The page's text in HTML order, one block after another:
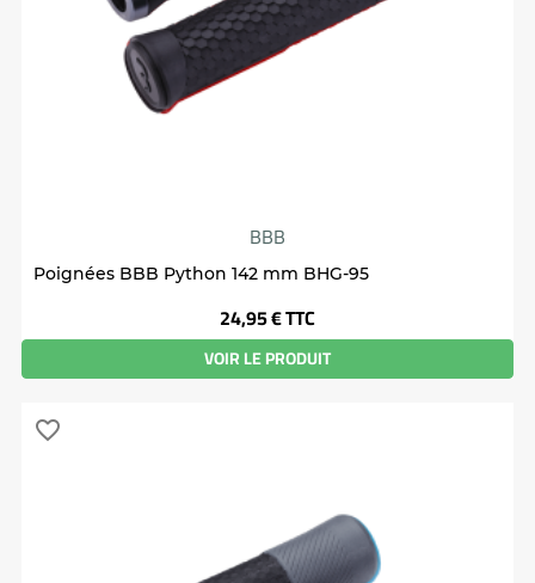
BBB
Poignées BBB Python 142 mm BHG-95
Prix
24,95 €TTC
VOIR LE PRODUIT
favorite_border